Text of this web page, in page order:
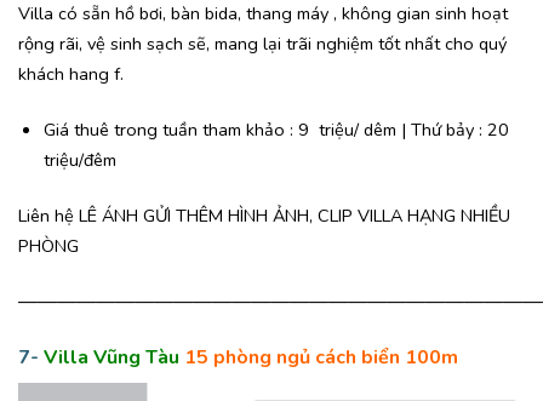
Villa có sẵn hồ bơi, bàn bida, thang máy , không gian sinh hoạt
rộng rãi, vệ sinh sạch sẽ, mang lại trãi nghiệm tốt nhất cho quý
khách hang f.
Giá thuê trong tuần tham khảo : 9 triệu/ dêm | Thứ bảy : 20
triệu/đêm
Liên hệ LÊ ÁNH GỬI THÊM HÌNH ẢNH, CLIP VILLA HẠNG NHIỀU
PHÒNG
7- Villa Vũng Tàu 15 phòng ngủ cách biển 100m